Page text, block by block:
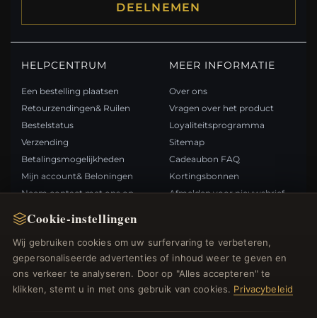
Cookie-instellingen
Wij gebruiken cookies om uw surfervaring te verbeteren,
gepersonaliseerde advertenties of inhoud weer te geven en
ons verkeer te analyseren. Door op "Alles accepteren" te
klikken, stemt u in met ons gebruik van cookies. Privacybeleid
DEELNEMEN
HELPCENTRUM
Een bestelling plaatsen
Retourzendingen& Ruilen
Bestelstatus
Verzending
Betalingsmogelijkheden
Mijn account& Beloningen
Neem contact met ons op
MEER INFORMATIE
Over ons
Vragen over het product
Loyaliteitsprogramma
Sitemap
Cadeaubon FAQ
Kortingsbonnen
Afmelden voor nieuwsbrief
Nieuwe producten
Specials
Blog
BETAALMETHODEN